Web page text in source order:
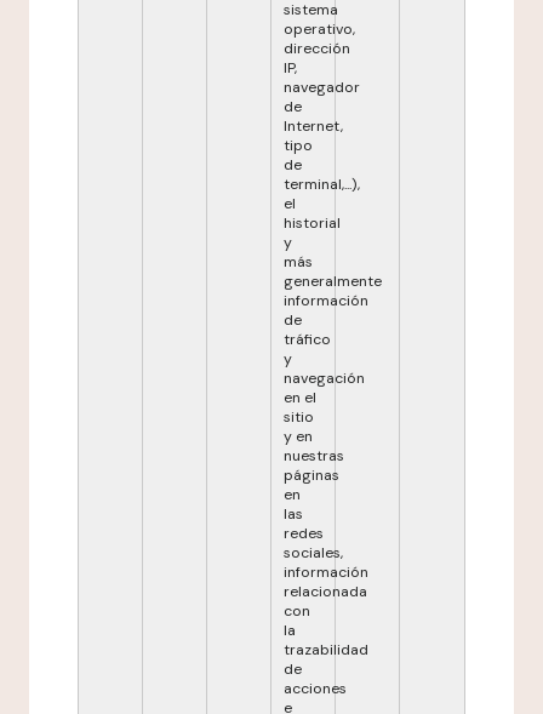
sistema
operativo,
dirección
IP,
navegador
de
Internet,
tipo
de
terminal,...),
el
historial
y
más
generalmente
información
de
tráfico
y
navegación
en el
sitio
y en
nuestras
páginas
en
las
redes
sociales,
información
relacionada
con
la
trazabilidad
de
acciones
e